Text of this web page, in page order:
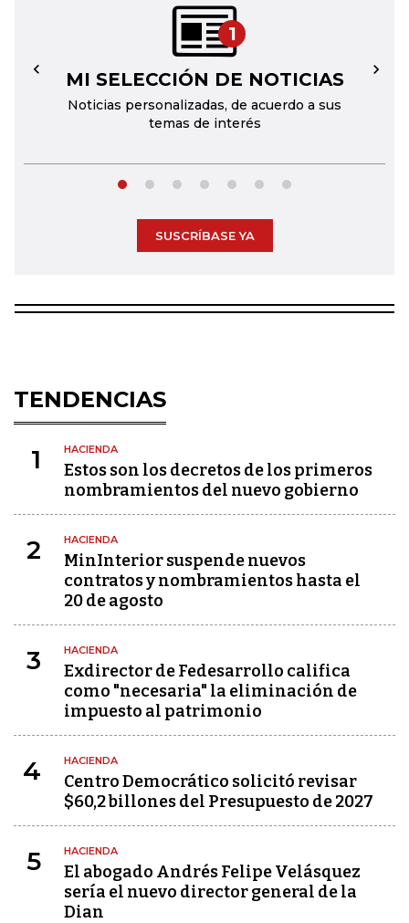
1
MI SELECCIÓN DE NOTICIAS
Noticias personalizadas, de acuerdo a sus
temas de interés
← →
SUSCRÍBASE YA
TENDENCIAS
1 HACIENDA
Estos son los decretos de los primeros
nombramientos del nuevo gobierno
2 HACIENDA
MinInterior suspende nuevos
contratos y nombramientos hasta el
20 de agosto
3 HACIENDA
Exdirector de Fedesarrollo califica
como "necesaria" la eliminación de
impuesto al patrimonio
4 HACIENDA
Centro Democrático solicitó revisar
$60,2 billones del Presupuesto de 2027
5 HACIENDA
El abogado Andrés Felipe Velásquez
sería el nuevo director general de la
Dian